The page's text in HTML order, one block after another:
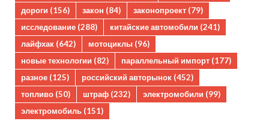
дороги (156) закон (84) законопроект (79)
исследование (288) китайские автомобили (241)
лайфхак (642) мотоциклы (96)
новые технологии (82) параллельный импорт (177)
разное (125) российский авторынок (452)
топливо (50) штраф (232) электромобили (99)
электромобиль (151)